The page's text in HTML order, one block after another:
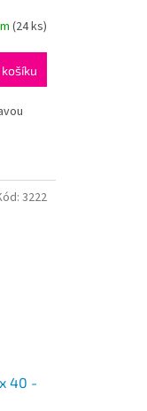
(24 ks)
košíku
40 -
3222